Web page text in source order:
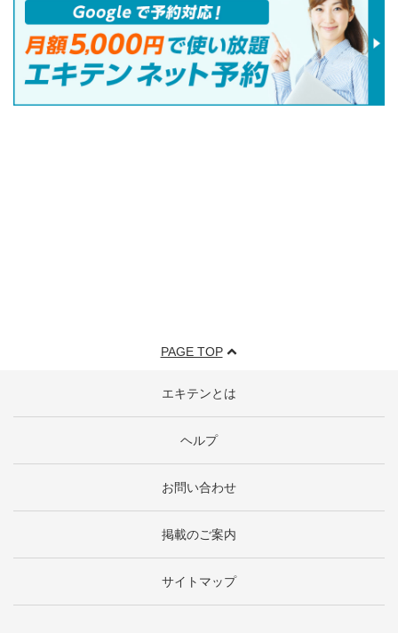
PAGE TOP
エキテンとは
ヘルプ
お問い合わせ
掲載のご案内
サイトマップ